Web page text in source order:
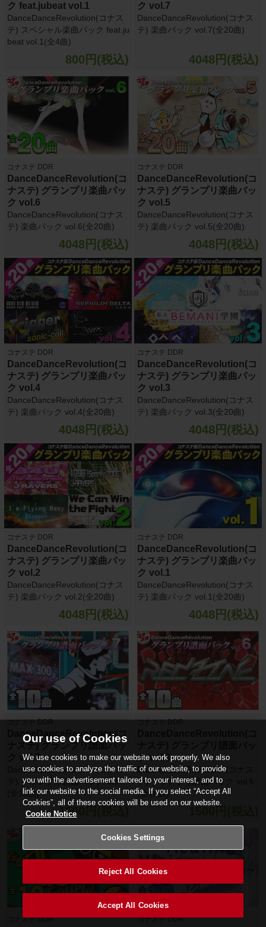
ク feat.jubeat vol.1
DanceDanceRevolution(コナス
テ) スペシャル楽曲パック feat.ju
beat vol.1(全4曲)
800円(税込)
ク vol.7
DanceDanceRevolution(コナス
テ) 楽曲パック vol.7(全20曲)
4048円(税込)
コナステ DDR
DanceDanceRevolution(コ
ナステ) グランプリ楽曲パッ
ク vol.6
DanceDanceRevolution(コナス
テ) 楽曲パック vol.6(全20曲)
4048円(税込)
コナステ DDR
DanceDanceRevolution(コ
ナステ) グランプリ楽曲パッ
ク vol.5
DanceDanceRevolution(コナス
テ) 楽曲パック vol.5(全20曲)
4048円(税込)
コナステ DDR
DanceDanceRevolution(コ
ナステ) グランプリ楽曲パッ
ク vol.4
DanceDanceRevolution(コナス
テ) 楽曲パック vol.4(全20曲)
4048円(税込)
コナステ DDR
DanceDanceRevolution(コ
ナステ) グランプリ楽曲パッ
ク vol.3
DanceDanceRevolution(コナス
テ) 楽曲パック vol.3(全20曲)
4048円(税込)
コナステ DDR
DanceDanceRevolution(コ
ナステ) グランプリ楽曲パッ
ク vol.2
DanceDanceRevolution(コナス
テ) 楽曲パック vol.2(全20曲)
4048円(税込)
コナステ DDR
DanceDanceRevolution(コ
ナステ) グランプリ楽曲パッ
ク vol.1
DanceDanceRevolution(コナス
テ) 楽曲パック vol.1(全20曲)
4048円(税込)
コナステ DDR
DanceDanceRevolution(コ
ク vol.7
DanceDanceRevolution(コナス
テ) グランプリ譜面パック vol.7
(全10曲)
1500円(税込)
コナステ DDR
ク vol.6
DanceDanceRevolution(コナス
テ) グランプリ譜面パック vol.6
(全10曲)
コナステ DDR コナステ DDR
Our use of Cookies
We use cookies to make our website work properly. We also
use cookies to analyze the traffic of our website, to provide
you with the advertisement tailored to your interest, and to
link our website to the social media. If you select “Accept All
Cookies”, all of these cookies will be used on our website.
Cookie Notice
Cookies Settings
Reject All Cookies
Accept All Cookies